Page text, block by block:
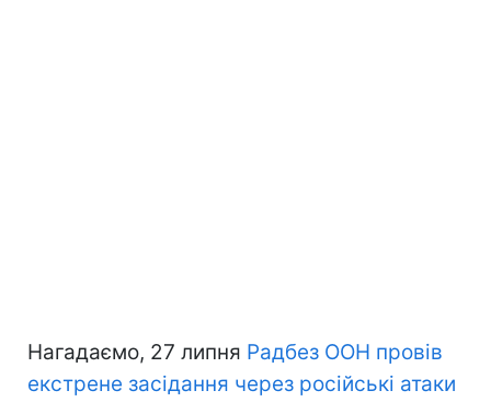
Нагадаємо, 27 липня Радбез ООН провів
екстрене засідання через російські атаки